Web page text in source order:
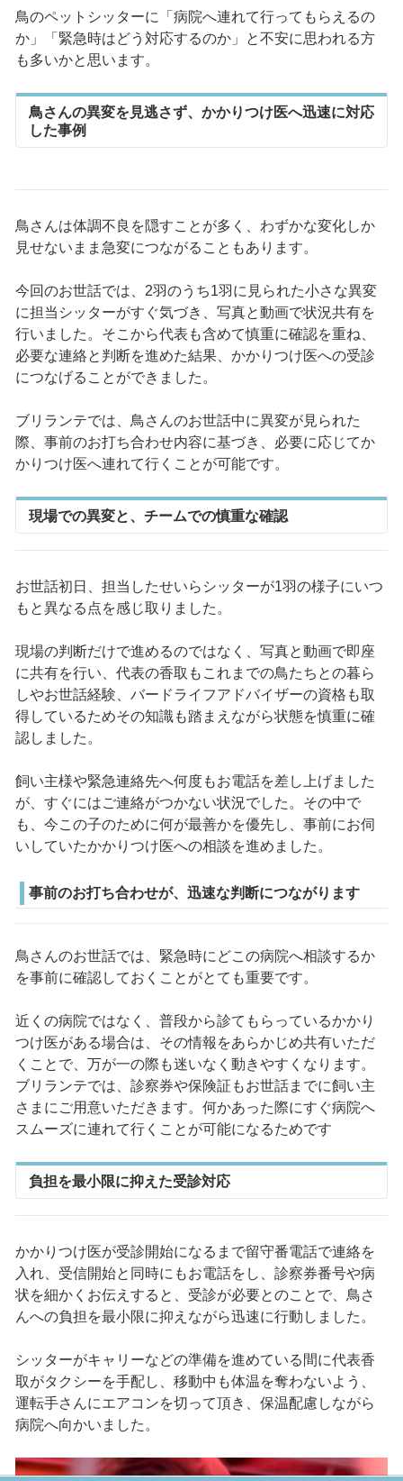
鳥のペットシッターに「病院へ連れて行ってもらえるの
か」「緊急時はどう対応するのか」と不安に思われる方
も多いかと思います。
鳥さんの異変を見逃さず、かかりつけ医へ迅速に対応
した事例
鳥さんは体調不良を隠すことが多く、わずかな変化しか
見せないまま急変につながることもあります。
今回のお世話では、2羽のうち1羽に見られた小さな異変
に担当シッターがすぐ気づき、写真と動画で状況共有を
行いました。そこから代表も含めて慎重に確認を重ね、
必要な連絡と判断を進めた結果、かかりつけ医への受診
につなげることができました。
ブリランテでは、鳥さんのお世話中に異変が見られた
際、事前のお打ち合わせ内容に基づき、必要に応じてか
かりつけ医へ連れて行くことが可能です。
現場での異変と、チームでの慎重な確認
お世話初日、担当したせいらシッターが1羽の様子にいつ
もと異なる点を感じ取りました。
現場の判断だけで進めるのではなく、写真と動画で即座
に共有を行い、代表の香取もこれまでの鳥たちとの暮ら
しやお世話経験、バードライフアドバイザーの資格も取
得しているためその知識も踏まえながら状態を慎重に確
認しました。
飼い主様や緊急連絡先へ何度もお電話を差し上げました
が、すぐにはご連絡がつかない状況でした。その中で
も、今この子のために何が最善かを優先し、事前にお伺
いしていたかかりつけ医への相談を進めました。
事前のお打ち合わせが、迅速な判断につながります
鳥さんのお世話では、緊急時にどこの病院へ相談するか
を事前に確認しておくことがとても重要です。
近くの病院ではなく、普段から診てもらっているかかり
つけ医がある場合は、その情報をあらかじめ共有いただ
くことで、万が一の際も迷いなく動きやすくなります。
ブリランテでは、診察券や保険証もお世話までに飼い主
さまにご用意いただきます。何かあった際にすぐ病院へ
スムーズに連れて行くことが可能になるためです
負担を最小限に抑えた受診対応
かかりつけ医が受診開始になるまで留守番電話で連絡を
入れ、受信開始と同時にもお電話をし、診察券番号や病
状を細かくお伝えすると、受診が必要とのことで、鳥さ
んへの負担を最小限に抑えながら迅速に行動しました。
シッターがキャリーなどの準備を進めている間に代表香
取がタクシーを手配し、移動中も体温を奪わないよう、
運転手さんにエアコンを切って頂き、保温配慮しながら
病院へ向かいました。